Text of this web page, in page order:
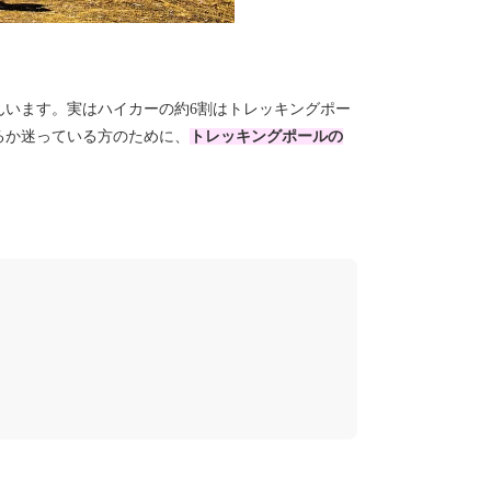
ます。実はハイカーの約6割はトレッキングポー
迷っている方のために、
トレッキングポールの